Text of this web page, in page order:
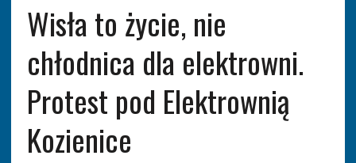
Wisła to życie, nie
chłodnica dla elektrowni.
Protest pod Elektrownią
Kozienice